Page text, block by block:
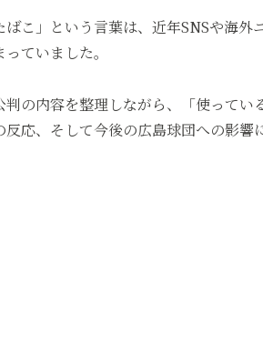
こ」という言葉は、近年SNSや海外
ていました。
の内容を整理しながら、「使ってい
応、そして今後の広島球団への影響